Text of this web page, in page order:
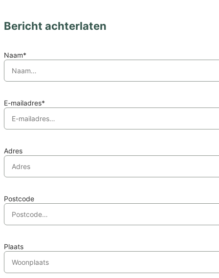
Bericht achterlaten
Naam*
E-mailadres*
Adres
Postcode
Plaats